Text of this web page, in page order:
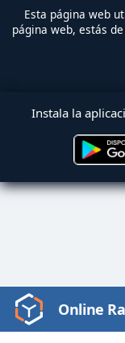
Esta página web
página web, estás
Instala la
Video
Player
Online